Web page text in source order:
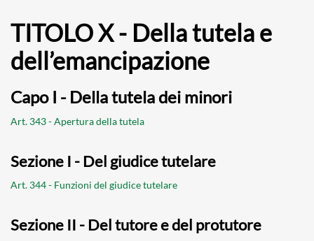
TITOLO X - Della tutela e
dell’emancipazione
Capo I - Della tutela dei minori
Art. 343 - Apertura della tutela
Sezione I - Del giudice tutelare
Art. 344 - Funzioni del giudice tutelare
Sezione II - Del tutore e del protutore